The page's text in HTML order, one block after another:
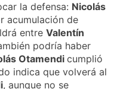
la defensa: Nicolás
acumulación de
entre Valentín
podría haber
Otamendicumplió
indica que volverá al
, aunque no se